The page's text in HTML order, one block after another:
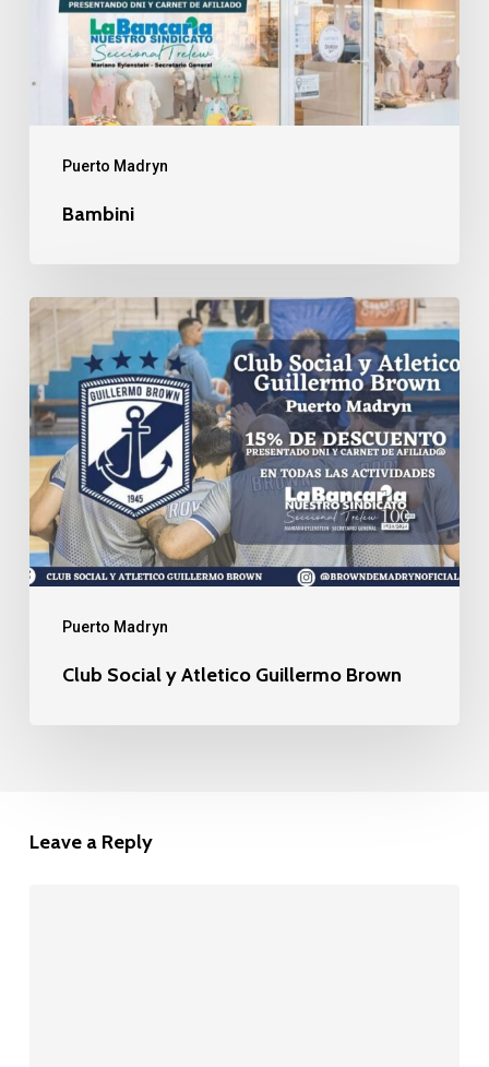
Puerto Madryn
Bambini
Puerto Madryn
Club
Social
y
Atletico
Guillermo
Brown
Club Social y Atletico Guillermo Brown
Leave a Reply